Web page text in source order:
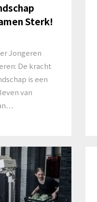
Sterk!
Jongeren
De kracht
is een
van